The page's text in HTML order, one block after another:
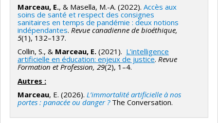
autrui, dans des institutions justes », selon la célèbre
formule de Paul Ricœur qui définit la « visée éthique ».
Marceau, E., & Masella, M.-A. (2022). Accès aux
soins de santé et respect des consignes
sanitaires en temps de pandémie : deux notions
indépendantes. Revue canadienne de bioéthique,
5(1), 132–137.
Collin, S., & Marceau, E. (2021). L’intelligence
artificielle en éducation: enjeux de justice. Revue
Formation et Profession, 29(2), 1–4.
Autres :
Marceau, E. (2026). L’immortalité artificielle à nos
portes : panacée ou danger ?The Conversation.